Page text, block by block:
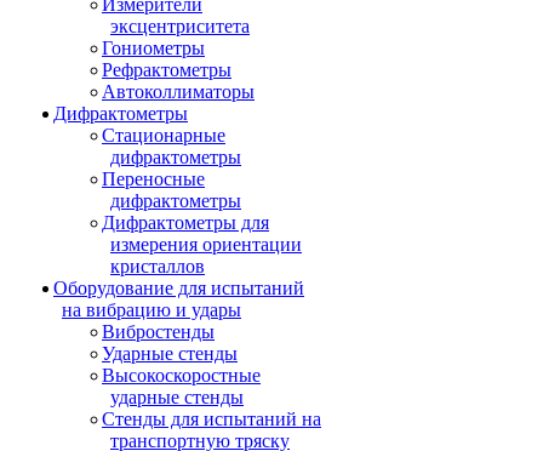
Измерители
эксцентриситета
Гониометры
Рефрактометры
Автоколлиматоры
Дифрактометры
Стационарные
дифрактометры
Переносные
дифрактометры
Дифрактометры для
измерения ориентации
кристаллов
Оборудование для испытаний
на вибрацию и удары
Вибростенды
Ударные стенды
Высокоскоростные
ударные стенды
Стенды для испытаний на
транспортную тряску